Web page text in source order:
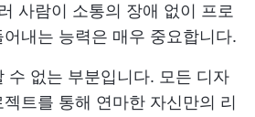
사람이 소통의 장애 없이 프로
내는 능력은 매우 중요합니다.
수 없는 부분입니다. 모든 디자
트를 통해 연마한 자신만의 리